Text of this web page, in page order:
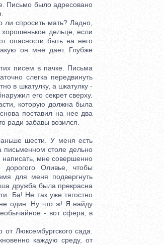
Письмо было адресовано
спросить мать? Ладно,
дельце, если
опасности быть на него
он мне дает. Глубже
писем в пачке. Письма
слегка передвинуть
в шкатулку, а шкатулку -
его секрет сверху.
которую должна была
поставил на нее два
ради забавы возился.
шести. У меня есть
столе дельно
мне совершенно
Оливье, чтобы
для меня подвергнуть
дружба была прекрасна
Ба! Не так уже тягостно
не один. Ну что ж! Я найду
- вот сфера, в
Люксембургского сада.
каждую среду, от